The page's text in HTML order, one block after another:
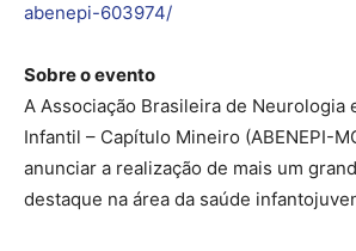
abenepi-603974/
Sobre o evento
A Associação Brasileira de Neurologia
Infantil – Capítulo Mineiro (ABENEPI-
anunciar a realização de mais um
destaque na área da saúde